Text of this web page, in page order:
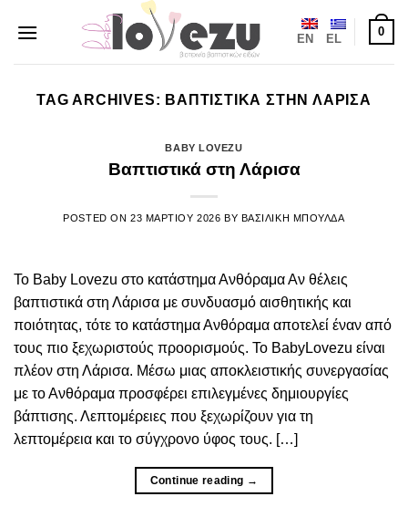
στο
EN EL
0
TAG ARCHIVES: ΒΑΠΤΙΣΤΙΚΑ ΣΤΗΝ ΛΑΡΙΣΑ
BABY LOVEZU
Βαπτιστικά στη Λάρισα
POSTED ON 23 ΜΑΡΤΙΟΥ 2026 BY ΒΑΣΙΛΙΚΗ ΜΠΟΥΛΔΑ
Το Baby Lovezu στο κατάστημα Ανθόραμα Αν θέλεις
βαπτιστικά στη Λάρισα με συνδυασμό αισθητικής και
ποιότητας, τότε το κατάστημα Ανθόραμα αποτελεί έναν από
τους πιο ξεχωριστούς προορισμούς. Το BabyLovezu είναι
πλέον στη Λάρισα. Μέσω μιας αποκλειστικής συνεργασίας
με το Ανθόραμα προσφέρει επιλεγμένες δημιουργίες
βάπτισης. Λεπτομέρειες που ξεχωρίζουν για τη
λεπτομέρεια και το σύγχρονο ύφος τους. […]
Continue reading →